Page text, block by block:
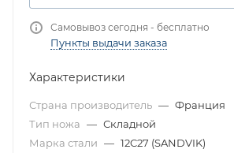
Самовывоз сегодня - бесплатно
Пункты выдачи заказа
Характеристики
Страна производитель — Франция
Тип ножа — Складной
Марка стали — 12C27 (SANDVIK)